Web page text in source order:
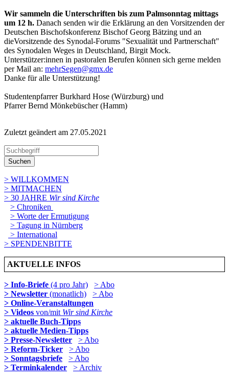
Wir sammeln die Unterschriften bis zum Palmsonntag mittags
um 12 h. Danach senden wir die Erklärung an den Vorsitzenden der
Deutschen Bischofskonferenz Bischof Georg Bätzing und an
dieVorsitzende des Synodal-Forums "Sexualität und Partnerschaft"
des Synodalen Weges in Deutschland, Birgit Mock.
Unterstützer:innen in pastoralen Berufen können sich gerne melden
per Mail an: mehrSegen@gmx.de
Danke für alle Unterstützung!
Studentenpfarrer Burkhard Hose (Würzburg) und
Pfarrer Bernd Mönkebüscher (Hamm)
Zuletzt geändert am 27­.05.2021
Suchen
> WILLKOMMEN
> MITMACHEN
> 30 JAHRE Wir sind Kirche
> Chroniken
> Worte der Ermutigung
> Tagung in Nürnberg
> International
> SPENDENBITTE
AKTUELLE INFOS
> Info-Briefe (4 pro Jahr)
> Abo
> Newsletter (monatlich)
> Abo
> Online-Veranstaltungen
> Videos von/mit Wir sind Kirche
> aktuelle Buch-Tipps
> aktuelle Medien-Tipps
> Presse-Newsletter
> Abo
> Reform-Ticker
> Abo
> Sonntagsbriefe
> Abo
> Terminkalender
> Archiv